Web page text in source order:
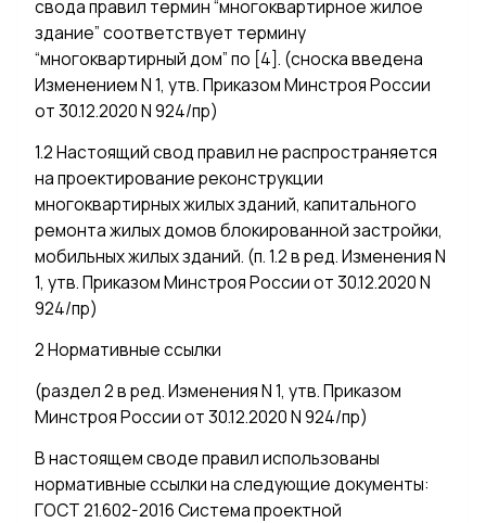
свода правил термин “многоквартирное жилое
здание” соответствует термину
“многоквартирный дом” по [4]. (сноска введена
Изменением N 1, утв. Приказом Минстроя России
от 30.12.2020 N 924/пр)
1.2 Настоящий свод правил не распространяется
на проектирование реконструкции
многоквартирных жилых зданий, капитального
ремонта жилых домов блокированной застройки,
мобильных жилых зданий. (п. 1.2 в ред. Изменения N
1, утв. Приказом Минстроя России от 30.12.2020 N
924/пр)
2 Нормативные ссылки
(раздел 2 в ред. Изменения N 1, утв. Приказом
Минстроя России от 30.12.2020 N 924/пр)
В настоящем своде правил использованы
нормативные ссылки на следующие документы:
ГОСТ 21.602-2016 Система проектной